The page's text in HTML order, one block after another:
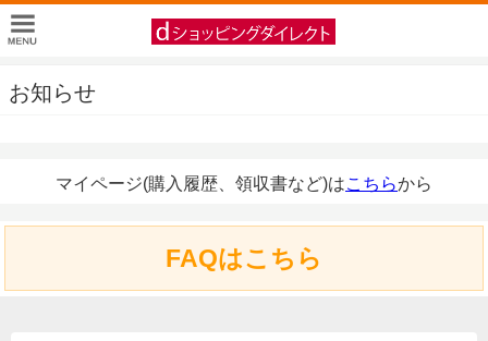
お知らせ
マイページ(購入履歴、領収書など)はこちらから
FAQはこちら